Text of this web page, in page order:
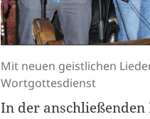
Mit neuen geistlichen
Wortgottesdienst
In der anschließenden